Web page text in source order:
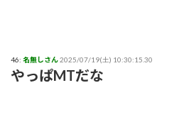
46: 名無しさん2025/07/19(土) 10:30:15.30
やっぱMTだな